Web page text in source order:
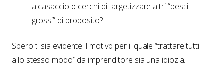
a casaccio o cerchi di targetizzare altri “pesci
grossi” di proposito?
Spero ti sia evidente il motivo per il quale “trattare tutti
allo stesso modo” da imprenditore sia una idiozia.